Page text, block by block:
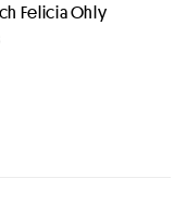
Felicia Ohly